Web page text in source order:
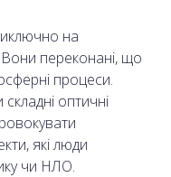
на
Вони переконані, що
процеси.
оптичні
які люди
чи НЛО.